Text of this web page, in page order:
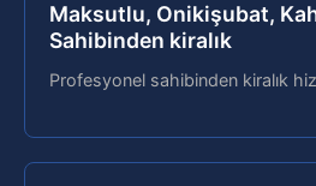
Maksutlu, Onikişubat,
Sahibinden kiralık
Profesyonel sahibinden kiralık